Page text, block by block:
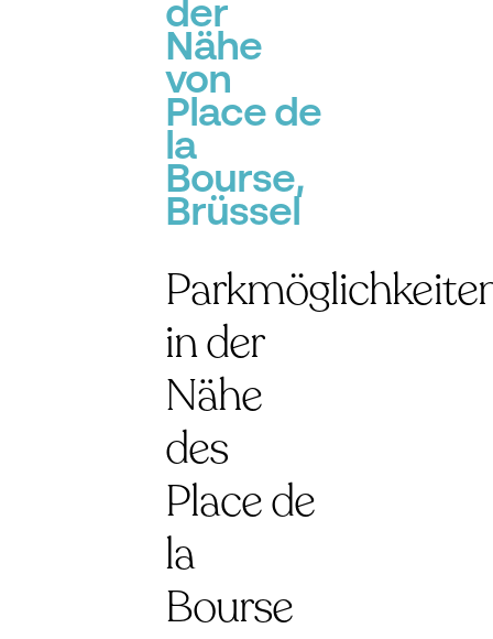
der
Nähe
von
Place de
la
Bourse,
Brüssel
in der
Nähe
des
Place de
la
Bourse